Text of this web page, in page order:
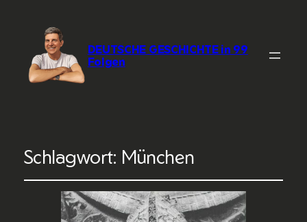
DEUTSCHE GESCHICHTE in 99
Folgen
Schlagwort: München